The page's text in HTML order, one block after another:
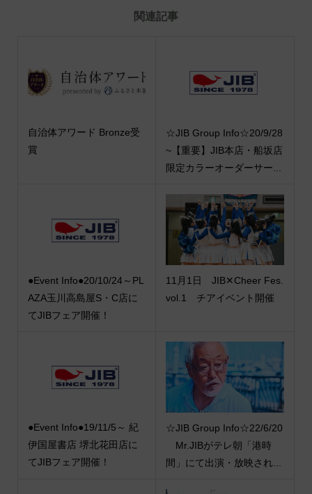
関連記事
自治体アワード Bronze受
賞
☆JIB Group Info☆20/9/28
~【重要】JIB本店・船坂店
限定カラーオーダーサー...
●Event Info●20/10/24～PL
AZA玉川高島屋S・C店に
てJIBフェア開催！
11月1日 JIB✕Cheer Fes.
vol.1 チアイベント開催
●Event Info●19/11/5～ 紀
伊国屋書店 堺北花田店に
てJIBフェア開催！
☆JIB Group Info☆22/6/20
Mr.JIBがテレ朝「港時
間」にて出演・放映され...